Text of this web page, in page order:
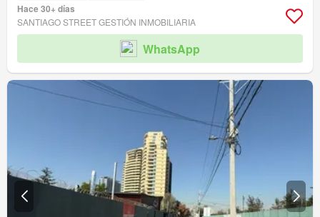
Hace 30+ días
SANTIAGO STREET GESTIÓN INMOBILIARIA
WhatsApp